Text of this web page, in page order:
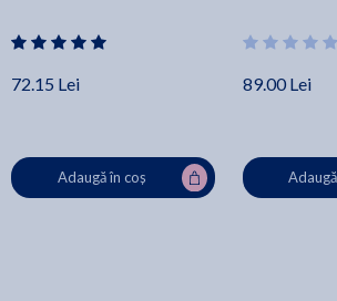
72.15 Lei
Adaugă în coș
89.00 Lei